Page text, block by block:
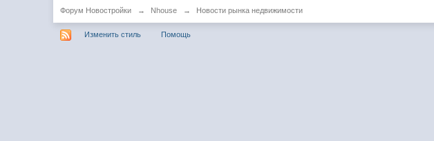
Форум Новостройки → Nhouse → Новости рынка недвижимости
Изменить стиль Помощь